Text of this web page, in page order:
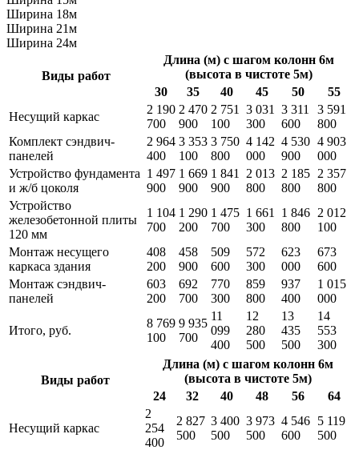
Ширина 18м
Ширина 21м
Ширина 24м
Виды работ
Длина (м) с шагом колонн 6м
(высота в чистоте 5м)
30
35 40 45 50
55
Несущий каркас
2 190
700
2 470
900
2 751
100
3 031
300
3 311
600
3 591
800
Комплект сэндвич-
панелей
2 964
400
3 353
100
3 750
800
4 142
000
4 530
900
4 903
000
Устройство фундамента
и ж/б цоколя
1 497
900
1 669
900
1 841
900
2 013
800
2 185
800
2 357
800
Устройство
железобетонной плиты
120 мм
1 104
700
1 290
200
1 475
700
1 661
300
1 846
800
2 012
100
Монтаж несущего
каркаса здания
408
200
458
900
509
600
572
300
623
000
673
600
Монтаж сэндвич-
панелей
603
200
692
700
770
300
859
800
937
400
1 015
000
Итого, руб.
8 769
100
9 935
700
11
099
400
12
280
500
13
435
500
14
553
300
Виды работ
Длина (м) с шагом колонн 6м
(высота в чистоте 5м)
24
32 40 48 56 64
Несущий каркас
2
254
400
2 827
500
3 400
500
3 973
500
4 546
600
5 119
500